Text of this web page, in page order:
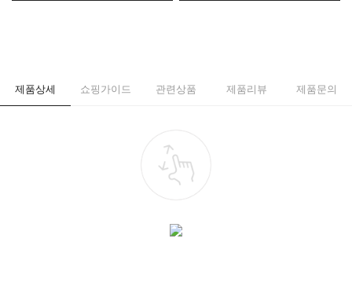
제품상세 쇼핑가이드 관련상품 제품리뷰 제품문의